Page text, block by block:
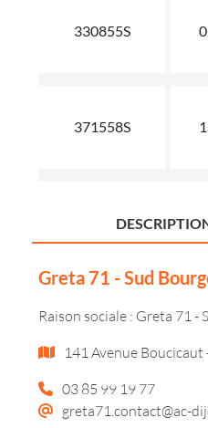
330855S
371558S
Greta 71 - Sud
Raison sociale : Greta 71 -
141 Avenue
03 85 99 19 77
greta71.contact@ac-